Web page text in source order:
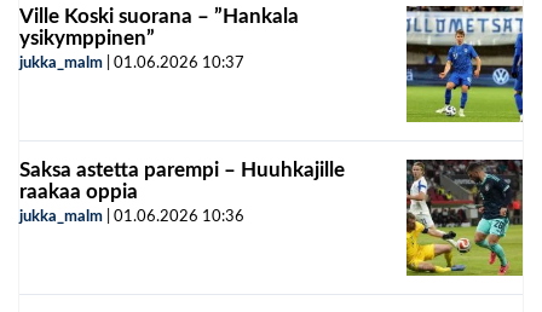
Ville Koski suorana – ”Hankala
ysikymppinen”
jukka_malm 01.06.2026 10:37
Saksa astetta parempi – Huuhkajille
raakaa oppia
jukka_malm 01.06.2026 10:36